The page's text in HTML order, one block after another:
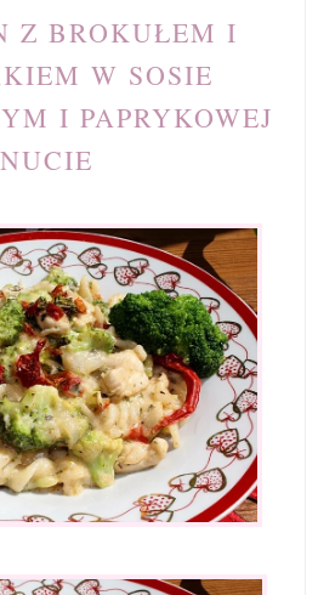
Z BROKUŁEM I
W SOSIE
I PAPRYKOWEJ
NUCIE